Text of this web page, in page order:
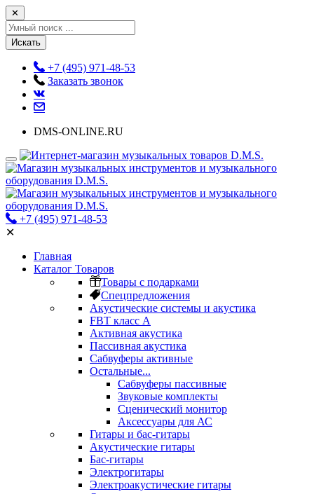
✕
Искать
+7 (495) 971-48-53
Заказать звонок
DMS-ONLINE.RU
+7 (495) 971-48-53
✕
Главная
Каталог Товаров
Товары с подарками
Спецпредложения
Акустические системы и акустика
FBT класс А
Активная акустика
Пассивная акустика
Сабвуферы активные
Остальные...
Сабвуферы пассивные
Звуковые комплекты
Сценический монитор
Аксессуары для АС
Гитары и бас-гитары
Акустические гитары
Бас-гитары
Электрогитары
Электроакустические гитары